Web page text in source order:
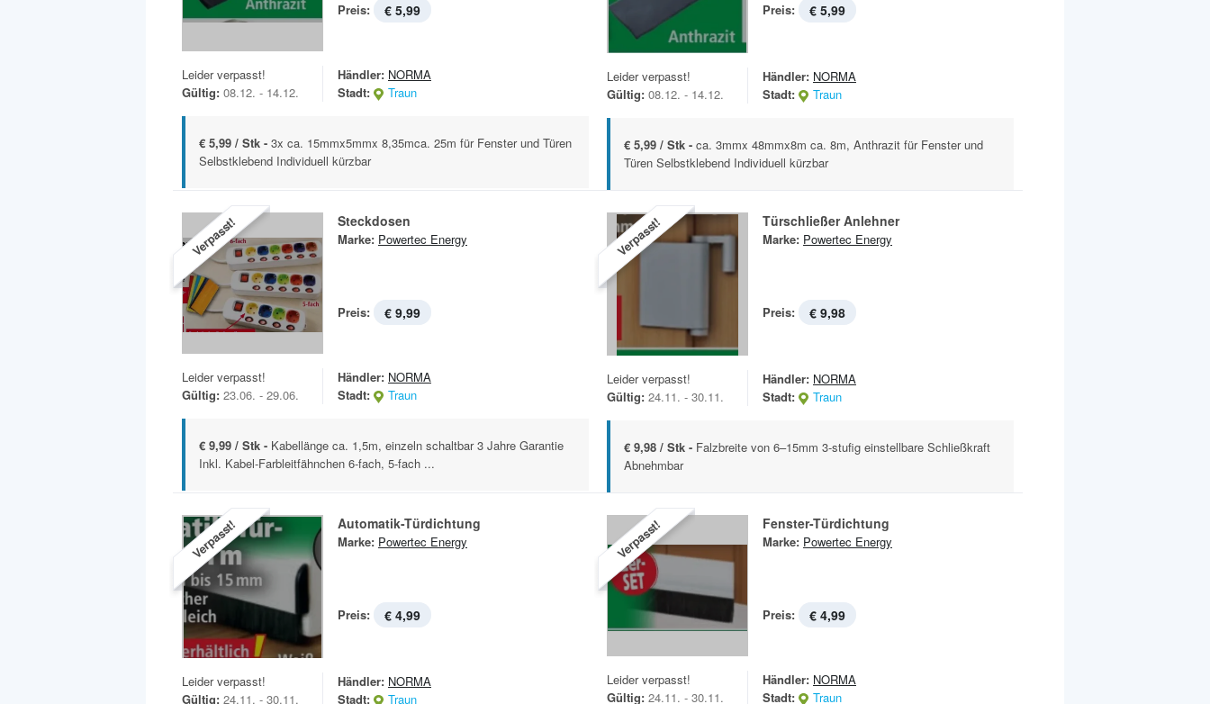
Preis: € 5,99
Leider verpasst!
Gültig: 08.12. - 14.12.
Händler: NORMA
Stadt:
Traun
€ 5,99 / Stk - 3x ca. 15mmx5mmx 8,35mca. 25m für Fenster und Türen
Selbstklebend Individuell kürzbar
Preis: € 5,99
Leider verpasst!
Gültig: 08.12. - 14.12.
Händler: NORMA
Stadt:
Traun
€ 5,99 / Stk - ca. 3mmx 48mmx8m ca. 8m, Anthrazit für Fenster und
Türen Selbstklebend Individuell kürzbar
Verpasst! Steckdosen
Marke: Powertec Energy
Preis: € 9,99
Leider verpasst!
Gültig: 23.06. - 29.06.
Händler: NORMA
Stadt:
Traun
€ 9,99 / Stk - Kabellänge ca. 1,5m, einzeln schaltbar 3 Jahre Garantie
Inkl. Kabel-Farbleitfähnchen 6-fach, 5-fach ...
Verpasst! Türschließer Anlehner
Marke: Powertec Energy
Preis: € 9,98
Leider verpasst!
Gültig: 24.11. - 30.11.
Händler: NORMA
Stadt:
Traun
€ 9,98 / Stk - Falzbreite von 6–15mm 3-stufig einstellbare Schließkraft
Abnehmbar
Verpasst! Automatik-Türdichtung
Marke: Powertec Energy
Preis: € 4,99
Leider verpasst!
Gültig: 24.11. - 30.11.
Händler: NORMA
Stadt:
Traun
Verpasst! Fenster-Türdichtung
Marke: Powertec Energy
Preis: € 4,99
Leider verpasst!
Gültig: 24.11. - 30.11.
Händler: NORMA
Stadt:
Traun